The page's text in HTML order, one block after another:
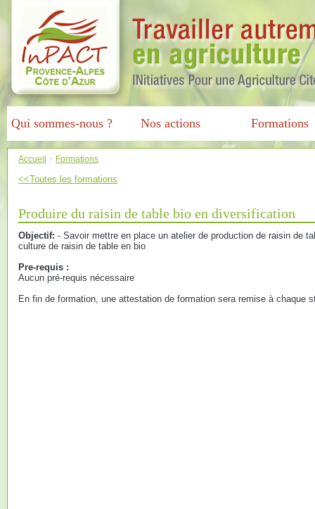
Qui sommes-nous ? Nos actions Formations
Accueil > Formations
<<Toutes les formations
Produire du raisin de table bio en diversification
Objectif: - Savoir mettre en place un atelier de production de raisin de
culture de raisin de table en bio
Pre-requis :
Aucun pré-requis nécessaire
En fin de formation, une attestation de formation sera remise à chaque